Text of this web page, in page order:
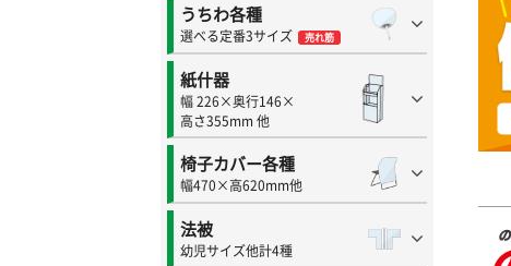
うちわ各種
選べる定番3サイズ 売れ筋
紙什器
幅 226×奥行146×
高さ355mm 他
椅子カバー各種
幅470×高620mm他
法被
幼児サイズ他計4種